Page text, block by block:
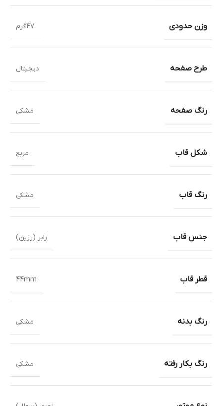
وزن حدودی 47گرم
طرح صفحه دیجیتال
رنگ صفحه مشکی
شکل قاب مربع
رنگ قاب مشکی
جنس قاب رابر (رزین)
قطر قاب 44mm
رنگ بدنه مشکی
رنگ بکار رفته مشکی